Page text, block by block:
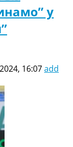
у
16:07add